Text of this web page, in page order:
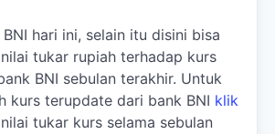
BNI hari ini, selain itu disini bisa
tukar rupiah terhadap kurs
BNI sebulan terakhir. Untuk
kurs terupdate dari bank BNI klik
tukar kurs selama sebulan